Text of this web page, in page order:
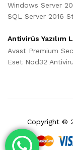
Windows Server
SQL Server 2016
Antivirüs Yazılım
Avast Premium
Eset Nod32
Copyright ©